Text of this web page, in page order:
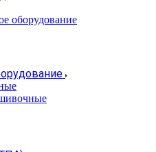
оборудование